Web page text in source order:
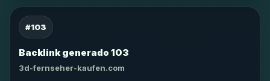
#103
Backlink generado 103
3d-fernseher-kaufen.com